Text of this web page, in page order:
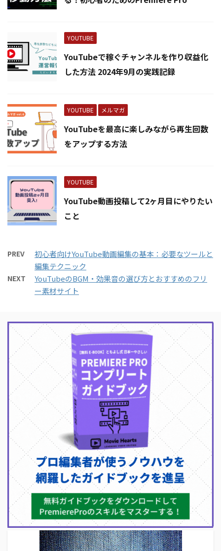
YOUTUBE
YouTubeで稼ぐチャンネルを作り収益化
した方法 2024年9月の実践記録
YOUTUBE メルマガ
YouTubeを最高に楽しみながら再生回数
をアップする方法
YOUTUBE
YouTube動画投稿して2ヶ月目にやりたい
こと
PREV
初心者向けYouTube動画編集の基本：必要なツールと
編集テクニック
NEXT
YouTubeのBGM・効果音の選び方とおすすめのフリ
ー素材サイト